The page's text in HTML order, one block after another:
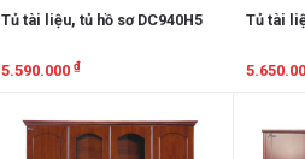
Tủ tài liệu, tủ hồ sơ DC940H5
5.590.000 ₫
Tủ tài